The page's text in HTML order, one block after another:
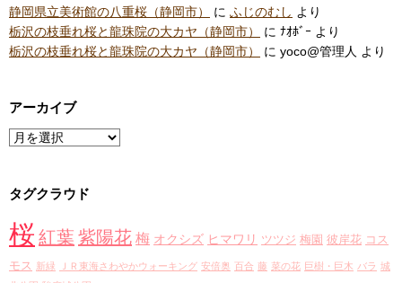
静岡県立美術館の八重桜（静岡市）
に ふじのむし より
栃沢の枝垂れ桜と龍珠院の大カヤ（静岡市）
に ﾅｵﾎﾞｰ より
栃沢の枝垂れ桜と龍珠院の大カヤ（静岡市）
に yoco@管理人 より
アーカイブ
ア
イ
タグクラウド
桜 紅葉 紫陽花 梅 オクシズ ヒマワリ ツツジ 梅園 彼岸花 コス
モス 新緑 ＪＲ東海さわやかウォーキング 安倍奥 百合 藤 菜の花 巨樹・巨木 バラ 城